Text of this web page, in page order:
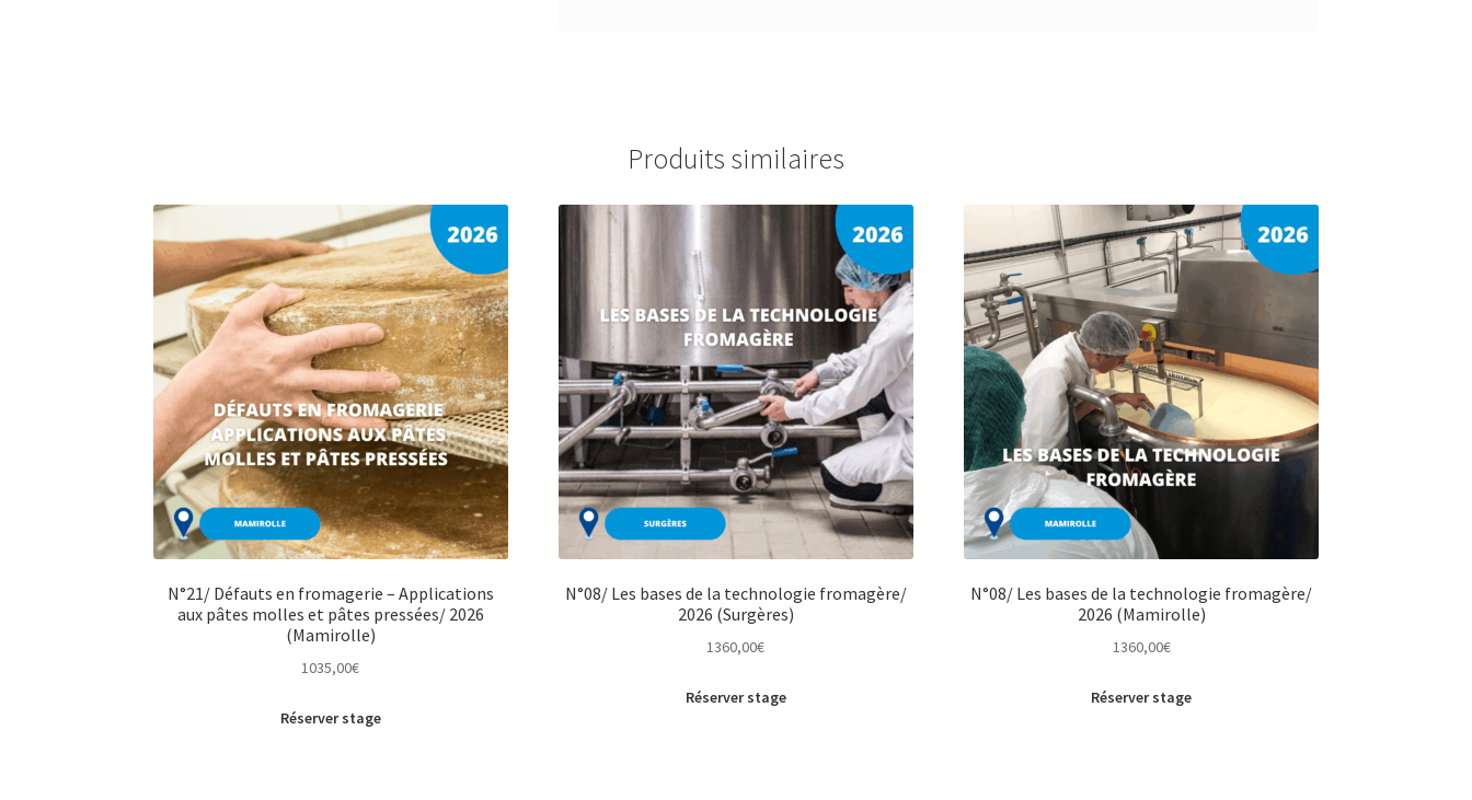
Produits similaires
N°21/ Défauts en fromagerie – Applications
aux pâtes molles et pâtes pressées/ 2026
(Mamirolle)
1035,00€
Réserver stage
N°08/ Les bases de la technologie fromagère/
2026 (Surgères)
1360,00€
Réserver stage
N°08/ Les bases de la technologie fromagère/
2026 (Mamirolle)
1360,00€
Réserver stage